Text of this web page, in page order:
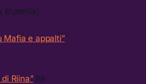
Duemila)
Mafia e appalti”
Riina”(la